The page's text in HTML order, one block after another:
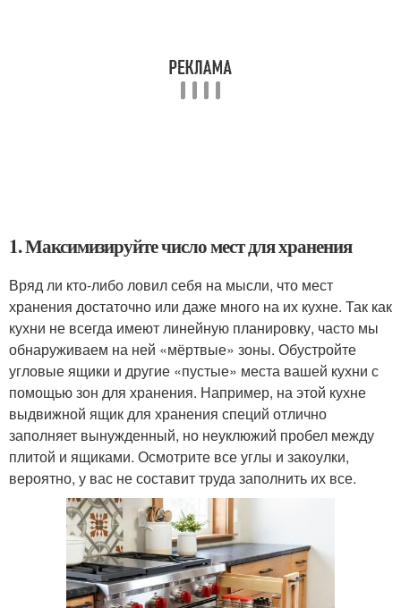
1. Максимизируйте число мест для хранения
Вряд ли кто-либо ловил себя на мысли, что мест
хранения достаточно или даже много на их кухне. Так как
кухни не всегда имеют линейную планировку, часто мы
обнаруживаем на ней «мёртвые» зоны. Обустройте
угловые ящики и другие «пустые» места вашей кухни с
помощью зон для хранения. Например, на этой кухне
выдвижной ящик для хранения специй отлично
заполняет вынужденный, но неуклюжий пробел между
плитой и ящиками. Осмотрите все углы и закоулки,
вероятно, у вас не составит труда заполнить их все.